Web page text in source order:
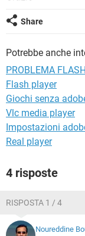
HARDWARE
Share
Potrebbe anche
PROBLEMA
Flash player
Giochi senza
Vlc media player
Impostazioni
Real player
4 risposte
RISPOSTA 1 / 4
Noureddine